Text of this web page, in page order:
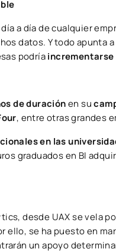
a día de cualquier
datos. Y todo apunta
podríaincrementarse
de duraciónen su
, entre otras grandes
en las
graduados en BI
desde UAX se vela
se ha puesto en
un apoyo